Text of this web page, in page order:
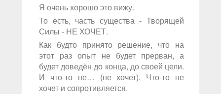
Я очень хорошо это вижу.
То есть, часть существа - Творящей
Силы - НЕ ХОЧЕТ.
Как будто принято решение, что на
этот раз опыт не будет прерван, а
будет доведён до конца, до своей цели.
И что-то не… (не хочет). Что-то не
хочет и сопротивляется.